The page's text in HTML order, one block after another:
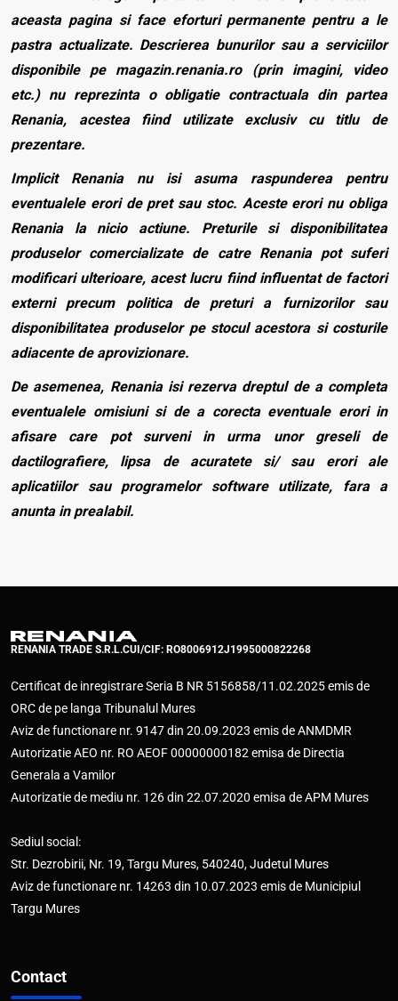
aceasta pagina si face eforturi permanente pentru a le
pastra actualizate. Descrierea bunurilor sau a serviciilor
disponibile pe magazin.renania.ro (prin imagini, video
etc.) nu reprezinta o obligatie contractuala din partea
Renania, acestea fiind utilizate exclusiv cu titlu de
prezentare.
Implicit Renania nu isi asuma raspunderea pentru
eventualele erori de pret sau stoc. Aceste erori nu obliga
Renania la nicio actiune. Preturile si disponibilitatea
produselor comercializate de catre Renania pot suferi
modificari ulterioare, acest lucru fiind influentat de factori
externi precum politica de preturi a furnizorilor sau
disponibilitatea produselor pe stocul acestora si costurile
adiacente de aprovizionare.
De asemenea, Renania isi rezerva dreptul de a completa
eventualele omisiuni si de a corecta eventuale erori in
afisare care pot surveni in urma unor greseli de
dactilografiere, lipsa de acuratete si/ sau erori ale
aplicatiilor sau programelor software utilizate, fara a
anunta in prealabil.
RENANIA TRADE S.R.L.CUI/CIF: RO8006912J1995000822268
Certificat de inregistrare Seria B NR 5156858/11.02.2025 emis de
ORC de pe langa Tribunalul Mures
Aviz de functionare nr. 9147 din 20.09.2023 emis de ANMDMR
Autorizatie AEO nr. RO AEOF 00000000182 emisa de Directia
Generala a Vamilor
Autorizatie de mediu nr. 126 din 22.07.2020 emisa de APM Mures
Sediul social:
Str. Dezrobirii, Nr. 19, Targu Mures, 540240, Judetul Mures
Aviz de functionare nr. 14263 din 10.07.2023 emis de Municipiul
Targu Mures
Contact